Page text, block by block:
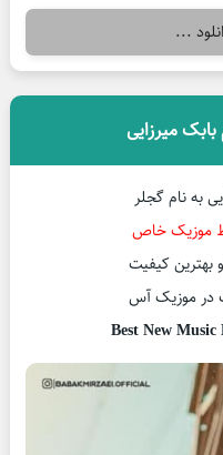
...
بابک میرزایی
به نام گجلر
موزیک خاص
در موزیک آس
Best New